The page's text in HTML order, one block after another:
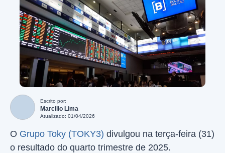
Escrito por:
Marcilio Lima
Atualizado: 01/04/2026
O Grupo Toky (TOKY3) divulgou na terça-feira (31)
o resultado do quarto trimestre de 2025.